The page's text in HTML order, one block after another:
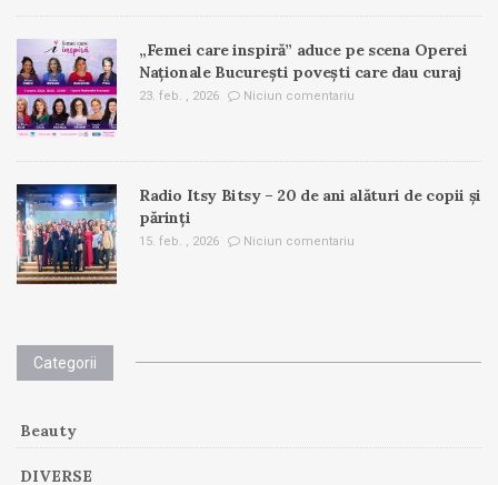
„Femei care inspiră” aduce pe scena Operei
Naționale București povești care dau curaj
23. feb. , 2026 Niciun comentariu
Radio Itsy Bitsy – 20 de ani alături de copii și
părinți
15. feb. , 2026 Niciun comentariu
Categorii
Beauty
DIVERSE